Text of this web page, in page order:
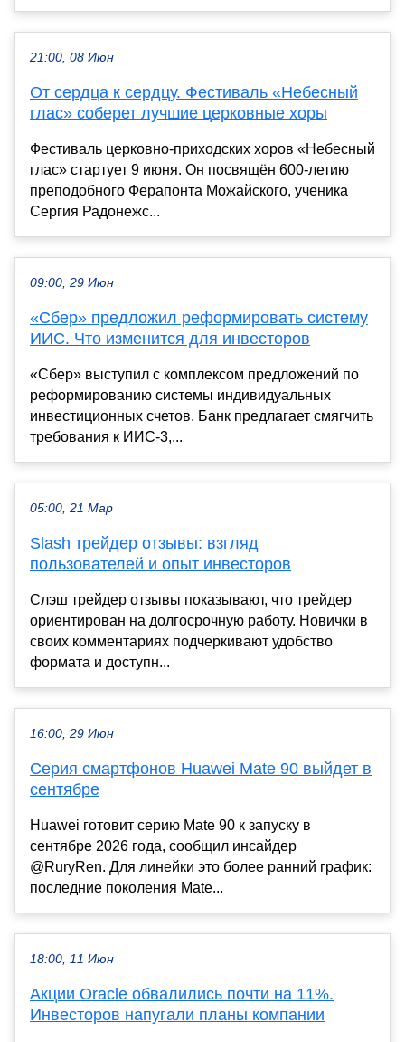
21:00, 08 Июн
От сердца к сердцу. Фестиваль «Небесный
глас» соберет лучшие церковные хоры
Фестиваль церковно-приходских хоров «Небесный
глас» стартует 9 июня. Он посвящён 600-летию
преподобного Ферапонта Можайского, ученика
Сергия Радонежс...
09:00, 29 Июн
«Сбер» предложил реформировать систему
ИИС. Что изменится для инвесторов
«Сбер» выступил с комплексом предложений по
реформированию системы индивидуальных
инвестиционных счетов. Банк предлагает смягчить
требования к ИИС-3,...
05:00, 21 Мар
Slash трейдер отзывы: взгляд
пользователей и опыт инвесторов
Слэш трейдер отзывы показывают, что трейдер
ориентирован на долгосрочную работу. Новички в
своих комментариях подчеркивают удобство
формата и доступн...
16:00, 29 Июн
Серия смартфонов Huawei Mate 90 выйдет в
сентябре
Huawei готовит серию Mate 90 к запуску в
сентябре 2026 года, сообщил инсайдер
@RuryRen. Для линейки это более ранний график:
последние поколения Mate...
18:00, 11 Июн
Акции Oracle обвалились почти на 11%.
Инвесторов напугали планы компании